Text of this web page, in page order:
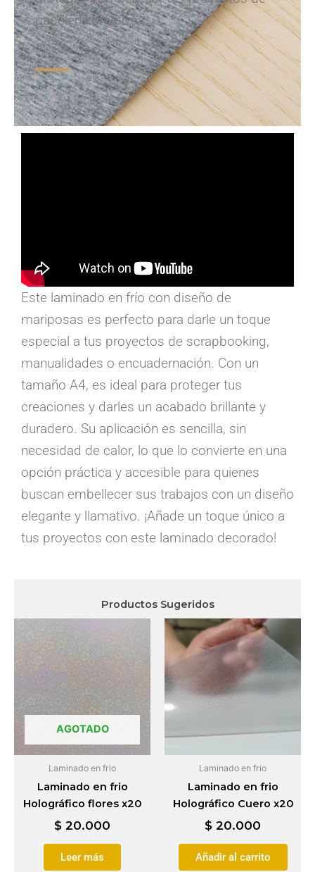
papelería creativa.
Este laminado en frío con diseño de
mariposas es perfecto para darle un toque
especial a tus proyectos de scrapbooking,
manualidades o encuadernación. Con un
tamaño A4, es ideal para proteger tus
creaciones y darles un acabado brillante y
duradero. Su aplicación es sencilla, sin
necesidad de calor, lo que lo convierte en una
opción práctica y accesible para quienes
buscan embellecer sus trabajos con un diseño
elegante y llamativo. ¡Añade un toque único a
tus proyectos con este laminado decorado!
Productos Sugeridos
AGOTADO
Laminado en frio
Laminado en frio
Holográfico flores x20
$ 20.000
Leer más
Laminado en frio
Laminado en frio
Holográfico Cuero x20
$ 20.000
Añadir al carrito